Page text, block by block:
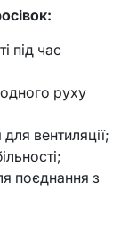
під час
руху
для вентиляції;
поєднання з